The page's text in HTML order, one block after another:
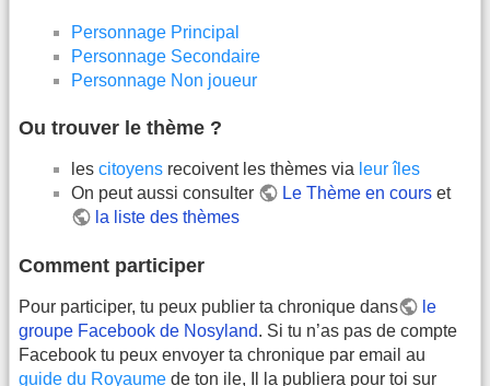
Personnage Principal
Personnage Secondaire
Personnage Non joueur
Ou trouver le thème ?
les citoyens recoivent les thèmes via leur îles
On peut aussi consulter
Le Thème en cours et
la liste des thèmes
Comment participer
Pour participer, tu peux publier ta chronique dans
le
groupe Facebook de Nosyland. Si tu n’as pas de compte
Facebook tu peux envoyer ta chronique par email au
guide du Royaume de ton ile, Il la publiera pour toi sur